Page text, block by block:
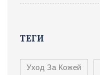
ТЕГИ
Уход За Кожей